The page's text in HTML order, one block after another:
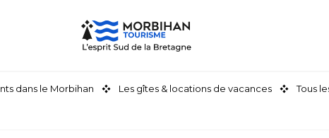
dans le Morbihan Les gîtes & locations de vacances
Tous